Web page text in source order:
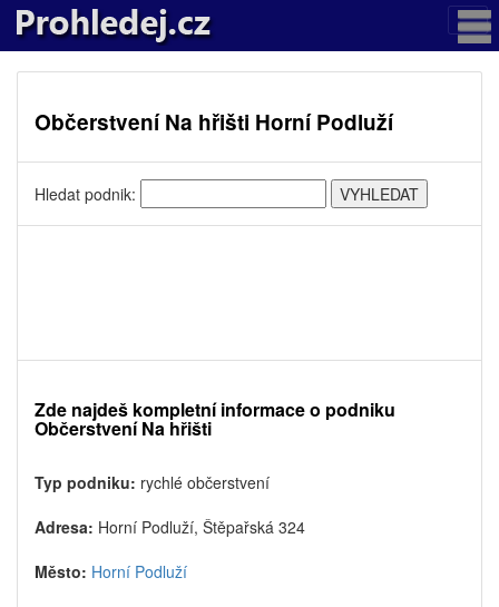
Občerstvení Na hřišti Horní Podluží
Hledat podnik:
Zde najdeš kompletní informace o podniku
Občerstvení Na hřišti
Typ podniku: rychlé občerstvení
Adresa: Horní Podluží, Štěpařská 324
Město: Horní Podluží